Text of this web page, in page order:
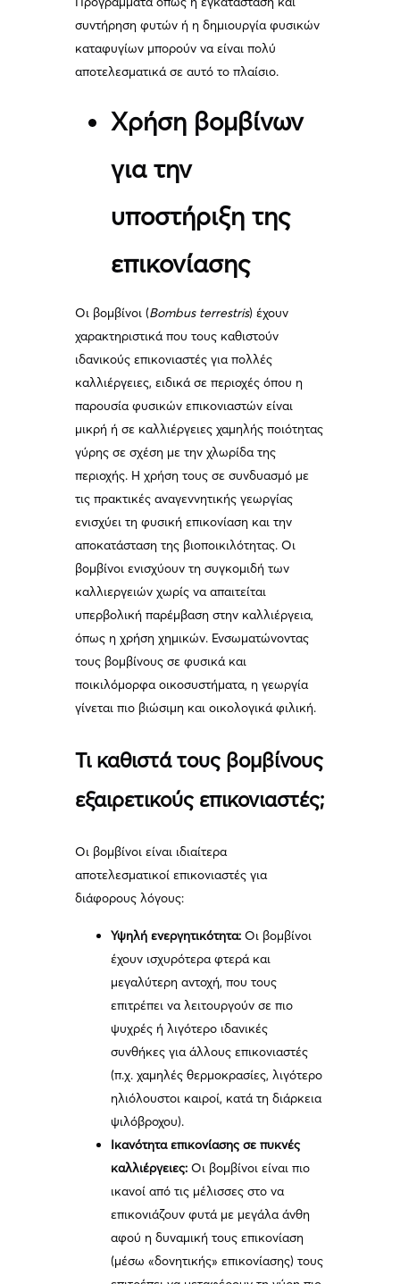
συντήρηση φυτών ή η δημιουργία φυσικών
καταφυγίων μπορούν να είναι πολύ
αποτελεσματικά σε αυτό το πλαίσιο.
Χρήση βομβίνων
για την
υποστήριξη της
επικονίασης
Οι βομβίνοι (Bombus terrestris) έχουν
χαρακτηριστικά που τους καθιστούν
ιδανικούς επικονιαστές για πολλές
καλλιέργειες, ειδικά σε περιοχές όπου η
παρουσία φυσικών επικονιαστών είναι
μικρή ή σε καλλιέργειες χαμηλής ποιότητας
γύρης σε σχέση με την χλωρίδα της
περιοχής. Η χρήση τους σε συνδυασμό με
τις πρακτικές αναγεννητικής γεωργίας
ενισχύει τη φυσική επικονίαση και την
αποκατάσταση της βιοποικιλότητας. Οι
βομβίνοι ενισχύουν τη συγκομιδή των
καλλιεργειών χωρίς να απαιτείται
υπερβολική παρέμβαση στην καλλιέργεια,
όπως η χρήση χημικών. Ενσωματώνοντας
τους βομβίνους σε φυσικά και
ποικιλόμορφα οικοσυστήματα, η γεωργία
γίνεται πιο βιώσιμη και οικολογικά φιλική.
Τι καθιστά τους βομβίνους
εξαιρετικούς επικονιαστές;
Οι βομβίνοι είναι ιδιαίτερα
αποτελεσματικοί επικονιαστές για
διάφορους λόγους:
Υψηλή ενεργητικότητα: Οι βομβίνοι
έχουν ισχυρότερα φτερά και
μεγαλύτερη αντοχή, που τους
επιτρέπει να λειτουργούν σε πιο
ψυχρές ή λιγότερο ιδανικές
συνθήκες για άλλους επικονιαστές
(π.χ. χαμηλές θερμοκρασίες, λιγότερο
ηλιόλουστοι καιροί, κατά τη διάρκεια
ψιλόβροχου).
Ικανότητα επικονίασης σε πυκνές
καλλιέργειες: Οι βομβίνοι είναι πιο
ικανοί από τις μέλισσες στο να
επικονιάζουν φυτά με μεγάλα άνθη
αφού η δυναμική τους επικονίαση
(μέσω «δονητικής» επικονίασης) τους